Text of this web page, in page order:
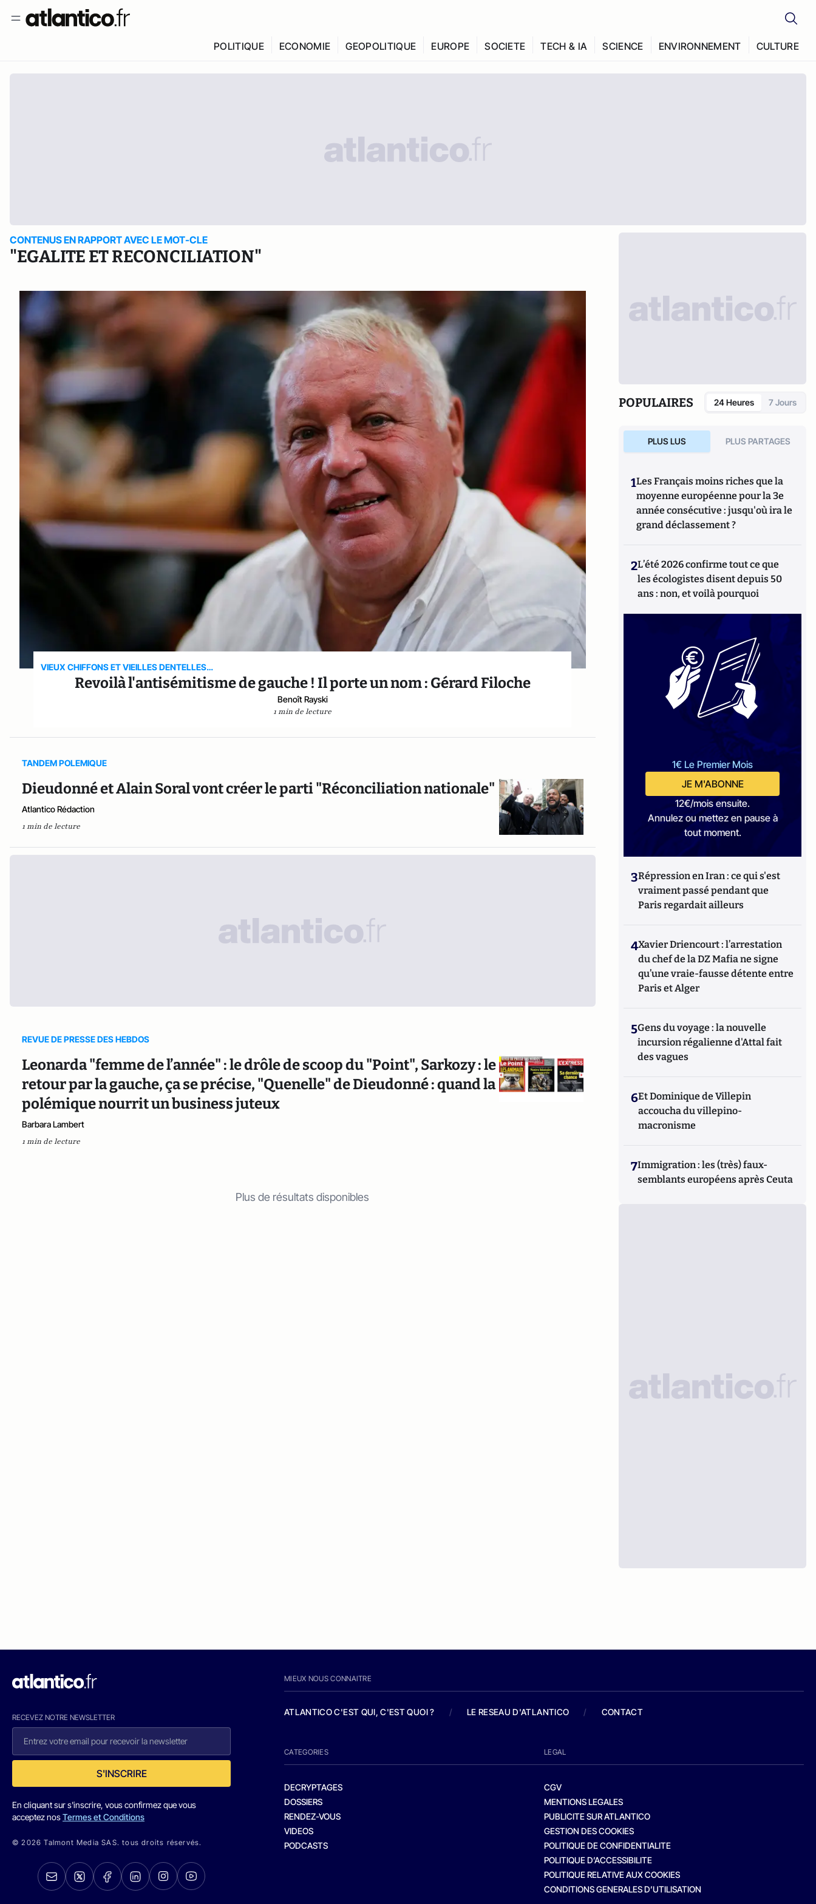
POLITIQUE ECONOMIE GEOPOLITIQUE EUROPE SOCIETE TECH & IA SCIENCE ENVIRONNEMENT CULTURE
CONTENUS EN RAPPORT AVEC LE MOT-CLE
"EGALITE ET RECONCILIATION"
VIEUX CHIFFONS ET VIEILLES DENTELLES…
Revoilà l'antisémitisme de gauche ! Il porte un nom : Gérard Filoche
Benoît Rayski
1 min de lecture
TANDEM POLEMIQUE
Dieudonné et Alain Soral vont créer le parti "Réconciliation nationale"
Atlantico Rédaction
1 min de lecture
REVUE DE PRESSE DES HEBDOS
Leonarda "femme de l’année" : le drôle de scoop du "Point", Sarkozy : le
retour par la gauche, ça se précise, "Quenelle" de Dieudonné : quand la
polémique nourrit un business juteux
Barbara Lambert
1 min de lecture
Plus de résultats disponibles
POPULAIRES 24 Heures 7 Jours
PLUS LUS PLUS PARTAGES
1Les Français moins riches que la
moyenne européenne pour la 3e
année consécutive : jusqu'où ira le
grand déclassement ?
2L’été 2026 confirme tout ce que
les écologistes disent depuis 50
ans : non, et voilà pourquoi
1€ Le Premier Mois
JE M'ABONNE
12€/mois ensuite.
Annulez ou mettez en pause à
tout moment.
3Répression en Iran : ce qui s'est
vraiment passé pendant que
Paris regardait ailleurs
4Xavier Driencourt : l’arrestation
du chef de la DZ Mafia ne signe
qu’une vraie-fausse détente entre
Paris et Alger
5Gens du voyage : la nouvelle
incursion régalienne d'Attal fait
des vagues
6Et Dominique de Villepin
accoucha du villepino-
macronisme
7Immigration : les (très) faux-
semblants européens après Ceuta
RECEVEZ NOTRE NEWSLETTER
S'INSCRIRE
En cliquant sur s'inscrire, vous confirmez que vous
acceptez nosTermes et Conditions
© 2026 Talmont Media SAS. tous droits réservés.
MIEUX NOUS CONNAITRE
ATLANTICO C'EST QUI, C'EST QUOI ? / LE RESEAU D'ATLANTICO / CONTACT
CATEGORIES
DECRYPTAGES
DOSSIERS
RENDEZ-VOUS
VIDEOS
PODCASTS
LEGAL
CGV
MENTIONS LEGALES
PUBLICITE SUR ATLANTICO
GESTION DES COOKIES
POLITIQUE DE CONFIDENTIALITE
POLITIQUE D’ACCESSIBILITE
POLITIQUE RELATIVE AUX COOKIES
CONDITIONS GENERALES D’UTILISATION